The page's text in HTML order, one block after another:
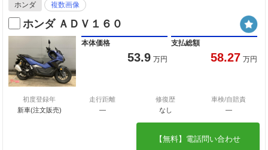
ホンダ 複数画像
ホンダ ＡＤＶ１６０
本体価格
53.9 万円
支払総額
58.27 万円
初度登録年
新車(注文販売)
走行距離
―
修復歴
なし
車検/自賠責
―
【無料】電話問い合わせ